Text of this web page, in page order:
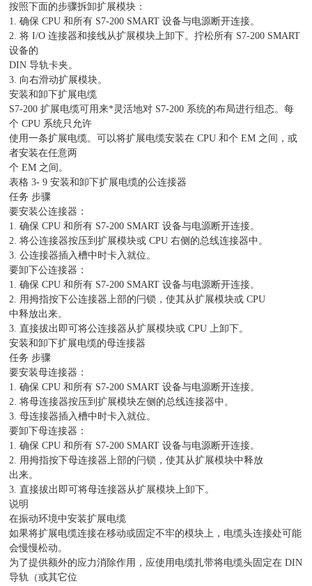
按照下面的步骤拆卸扩展模块：
1. 确保 CPU 和所有 S7-200 SMART 设备与电源断开连接。
2. 将 I/O 连接器和接线从扩展模块上卸下。拧松所有 S7-200 SMART
设备的
DIN 导轨卡夹。
3. 向右滑动扩展模块。
安装和卸下扩展电缆
S7-200 扩展电缆可用来*灵活地对 S7-200 系统的布局进行组态。每
个 CPU 系统只允许
使用一条扩展电缆。可以将扩展电缆安装在 CPU 和个 EM 之间，或
者安装在任意两
个 EM 之间。
表格 3- 9 安装和卸下扩展电缆的公连接器
任务 步骤
要安装公连接器：
1. 确保 CPU 和所有 S7-200 SMART 设备与电源断开连接。
2. 将公连接器按压到扩展模块或 CPU 右侧的总线连接器中。
3. 公连接器插入槽中时卡入就位。
要卸下公连接器：
1. 确保 CPU 和所有 S7-200 SMART 设备与电源断开连接。
2. 用拇指按下公连接器上部的闩锁，使其从扩展模块或 CPU
中释放出来。
3. 直接拔出即可将公连接器从扩展模块或 CPU 上卸下。
安装和卸下扩展电缆的母连接器
任务 步骤
要安装母连接器：
1. 确保 CPU 和所有 S7-200 SMART 设备与电源断开连接。
2. 将母连接器按压到扩展模块左侧的总线连接器中。
3. 母连接器插入槽中时卡入就位。
要卸下母连接器：
1. 确保 CPU 和所有 S7-200 SMART 设备与电源断开连接。
2. 用拇指按下母连接器上部的闩锁，使其从扩展模块中释放
出来。
3. 直接拔出即可将母连接器从扩展模块上卸下。
说明
在振动环境中安装扩展电缆
如果将扩展电缆连接在移动或固定不牢的模块上，电缆头连接处可能
会慢慢松动。
为了提供额外的应力消除作用，应使用电缆扎带将电缆头固定在 DIN
导轨（或其它位